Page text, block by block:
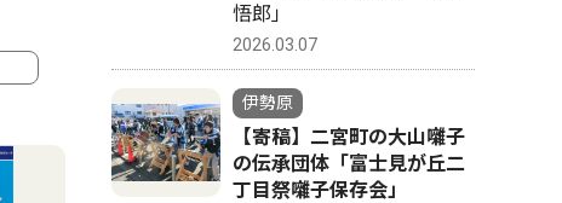
4
悟郎」
2026.03.07
伊勢原
【寄稿】二宮町の大山囃子
の伝承団体「富士見が丘二
丁目祭囃子保存会」